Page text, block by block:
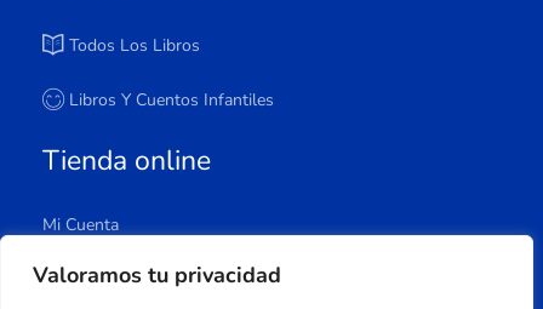
Valoramos tu privacidad
Todos Los Libros
Libros Y Cuentos Infantiles
Tienda online
Mi Cuenta
Carrito